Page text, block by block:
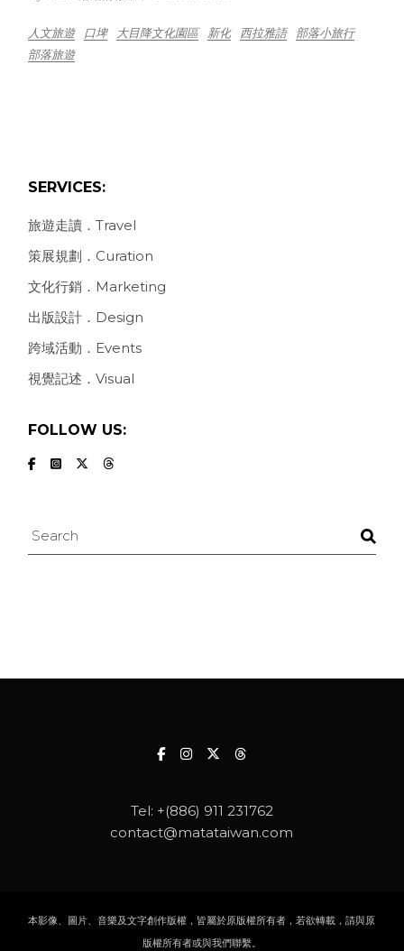
人文旅遊 口埤 大目降文化園區 新化 西拉雅語
部落小旅行
部落旅遊
SERVICES:
旅遊走讀．Travel
策展規劃．Curation
文化行銷．Marketing
出版設計．Design
跨域活動．Events
視覺記述．Visual
FOLLOW US:
Search
Tel: +(886) 911 231762
contact@matataiwan.com
本影像、圖片、音樂及文字創作版權，皆屬於原版權所有者，若欲轉載，請與原
版權所有者或與我們聯繫。